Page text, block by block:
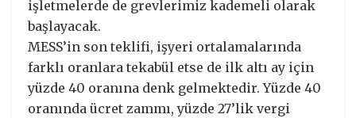
işletmelerde de grevlerimiz kademeli olarak
başlayacak.
MESS’in son teklifi, işyeri ortalamalarında
farklı oranlara tekabül etse de ilk altı ay için
yüzde 40 oranına denk gelmektedir. Yüzde 40
oranında ücret zammı, yüzde 27’lik vergi